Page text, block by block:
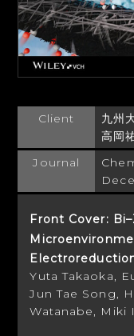
Client
九州
高岡
Journal
Front Cover:
Yuta Takaoka,
Jun Tae Song,
Watanabe, Miki